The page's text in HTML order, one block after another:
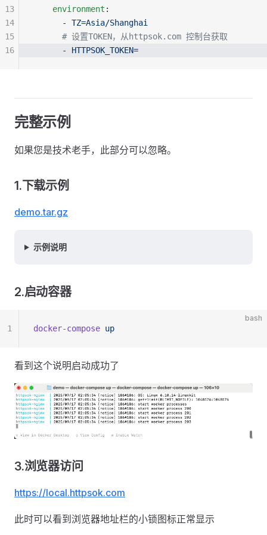
    environment
:
      -
TZ=Asia/Shanghai
      # 设置TOKEN，从httpsok.com 控制台获取
      -
HTTPSOK_TOKEN=
13
14
15
16
完整示例
如果您是技术老手，此部分可以忽略。
1.下载示例
demo.tar.gz
示例说明
2.启动容器
bash
docker-compose up
1
看到这个说明启动成功了
3.浏览器访问
https://local.httpsok.com
此时可以看到浏览器地址栏的小锁图标正常显示